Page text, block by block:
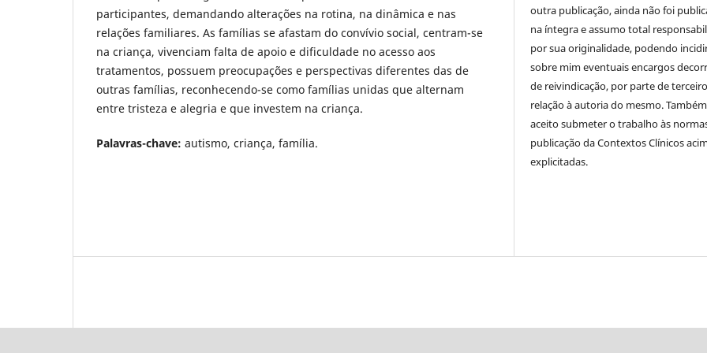
participantes, demandando alterações na rotina, na dinâmica e nas
relações familiares. As famílias se afastam do convívio social, centram-se
na criança, vivenciam falta de apoio e dificuldade no acesso aos
tratamentos, possuem preocupações e perspectivas diferentes das de
outras famílias, reconhecendo-se como famílias unidas que alternam
entre tristeza e alegria e que investem na criança.
Palavras-chave: autismo, criança, família.
outra publicação, ainda não foi
na íntegra e assumo total
por sua originalidade, podendo
sobre mim eventuais encargos
de reivindicação, por parte de
relação à autoria do mesmo. Também
aceito submeter o trabalho às
publicação da Contextos Clínicos
explicitadas.